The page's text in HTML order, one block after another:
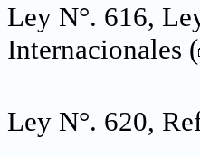
Ley N°. 616,
Internacionales (
Ley N°. 620,